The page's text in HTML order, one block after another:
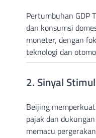
Pertumbuhan GDP
dan konsumsi
moneter, dengan
teknologi dan
2. Sinyal
Beijing
pajak dan
memacu